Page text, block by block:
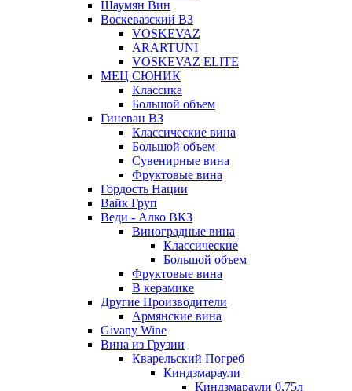
Шаумян Вин
Воскевазский ВЗ
VOSKEVAZ
ARARTUNI
VOSKEVAZ ELITE
МЕЦ СЮНИК
Классика
Большой объем
Гиневан ВЗ
Классические вина
Большой объем
Сувенирные вина
Фруктовые вина
Гордость Нации
Вайк Груп
Веди - Алко ВКЗ
Виноградные вина
Классические
Большой объем
Фруктовые вина
В керамике
Другие Производители
Армянские вина
Givany Wine
Вина из Грузии
Кварельский Погреб
Киндзмараули
Киндзмараули 0,75л